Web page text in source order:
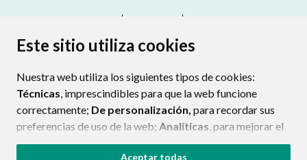
Este sitio utiliza cookies
Nuestra web utiliza los siguientes tipos de cookies:
Técnicas, imprescindibles para que la web funcione
correctamente; De personalización, para recordar sus
preferencias de uso de la web; Analíticas, para mejorar el
funcionamiento de la web y sus servicios.
Aceptar todas
PROTECCIÓN DE DATOS
POLÍTICA DE COOKIES